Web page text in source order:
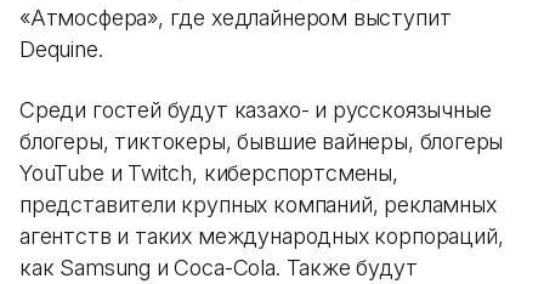
«Атмосфера», где хедлайнером выступит
Dequine.
Среди гостей будут казахо- и русскоязычные
блогеры, тиктокеры, бывшие вайнеры, блогеры
YouTube и Twitch, киберспортсмены,
представители крупных компаний, рекламных
агентств и таких международных корпораций,
как Samsung и Coca-Cola. Также будут